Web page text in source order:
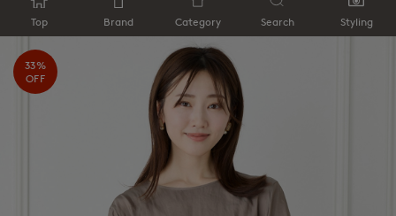
Top Brand Category Search Styling
33%
OFF